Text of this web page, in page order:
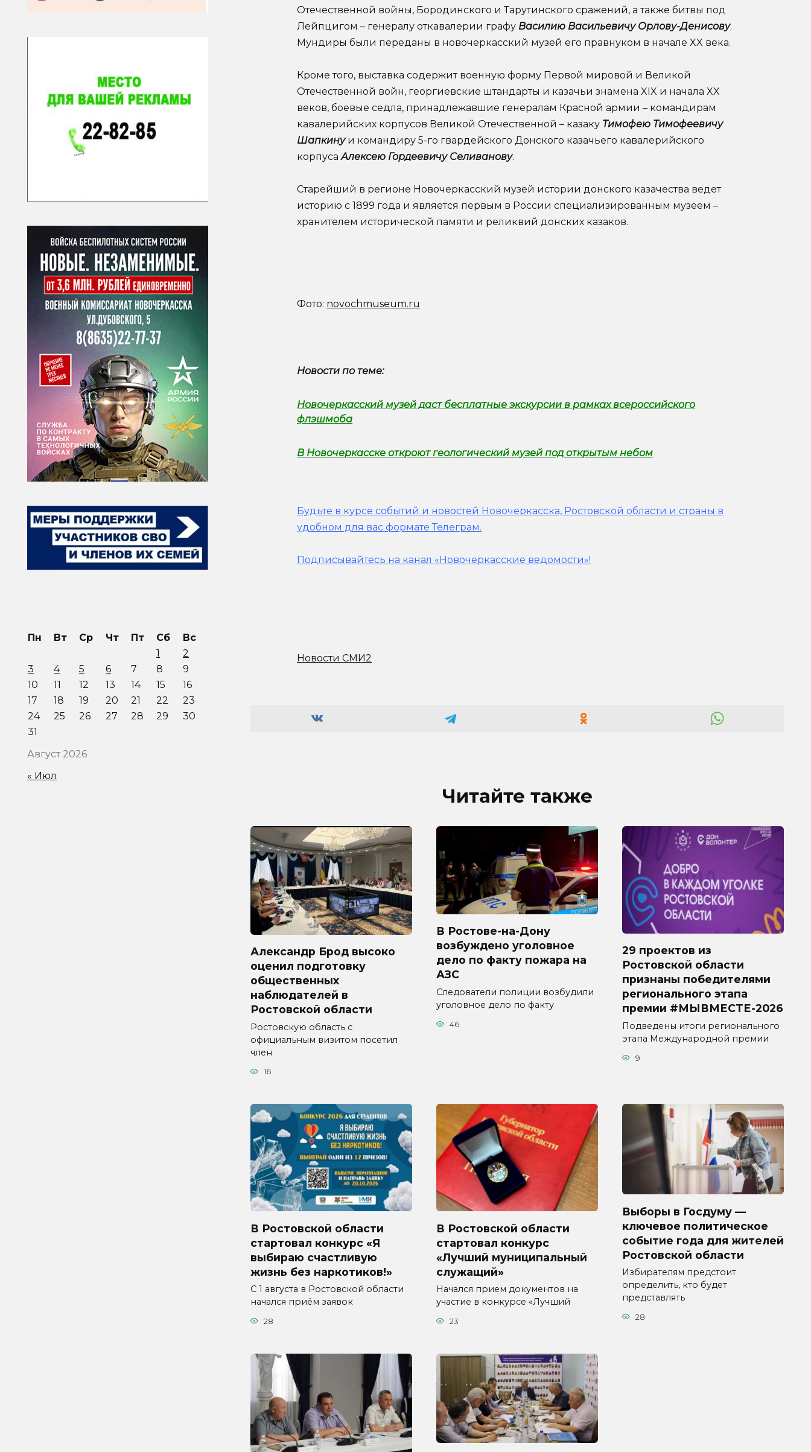
Отечественной войны, Бородинского и Тарутинского сражений, а также битвы под
Лейпцигом – генералу откавалерии графу Василию Васильевичу Орлову-Денисову.
Мундиры были переданы в новочеркасский музей его правнуком в начале XX века.
Кроме того, выставка содержит военную форму Первой мировой и Великой
Отечественной войн, георгиевские штандарты и казачьи знамена XIX и начала XX
веков, боевые седла, принадлежавшие генералам Красной армии – командирам
кавалерийских корпусов Великой Отечественной – казаку Тимофею Тимофеевичу
Шапкинуи командиру 5-го гвардейского Донского казачьего кавалерийского
корпуса Алексею Гордеевичу Селиванову.
Старейший в регионе Новочеркасский музей истории донского казачества ведет
историю с 1899 года и является первым в России специализированным музеем –
хранителем исторической памяти и реликвий донских казаков.
Фото: novochmuseum.ru
Новости по теме:
Новочеркасский музей даст бесплатные экскурсии в рамках всероссийского
флэшмоба
В Новочеркасске откроют геологический музей под открытым небом
Будьте в курсе событий и новостей Новочеркасска, Ростовской области и страны в
удобном для вас формате Телеграм.
Подписывайтесь на канал «Новочеркасские ведомости»!
Новости СМИ2
Читайте также
Александр Брод высоко
оценил подготовку
общественных
наблюдателей в
Ростовской области
Ростовскую область с
официальным визитом посетил
член
16
В Ростове-на-Дону
возбуждено уголовное
дело по факту пожара на
АЗС
Следователи полиции возбудили
уголовное дело по факту
46
29 проектов из
Ростовской области
признаны победителями
регионального этапа
премии #МЫВМЕСТЕ-2026
Подведены итоги регионального
этапа Международной премии
9
В Ростовской области
стартовал конкурс «Я
выбираю счастливую
жизнь без наркотиков!»
С 1 августа в Ростовской области
начался приём заявок
28
В Ростовской области
стартовал конкурс
«Лучший муниципальный
служащий»
Начался прием документов на
участие в конкурсе «Лучший
23
Выборы в Госдуму —
ключевое политическое
событие года для жителей
Ростовской области
Избирателям предстоит
определить, кто будет
представлять
28
Август 2026
Пн Вт Ср Чт Пт Сб
Вс
1
2
3
4 5 6 7 8
9
10
11 12 13 14 15
16
17
18 19 20 21 22
23
24
25 26 27 28 29
30
31
« Июл